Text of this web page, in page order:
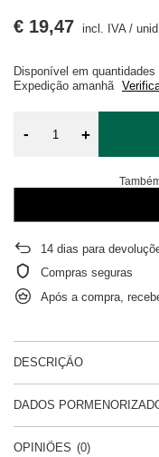
Disponível em
Expedição amanhã
€ 19,47 incl. IVA/
- +
14 dias para
Compras seguras
Após a compra,
DESCRIÇÃO
DADOS
OPINIÕES (0)